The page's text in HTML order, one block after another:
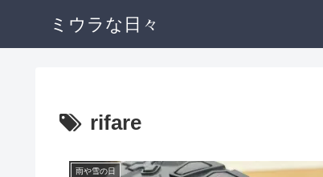
ミウラな日々
rifare
雨や雪の日